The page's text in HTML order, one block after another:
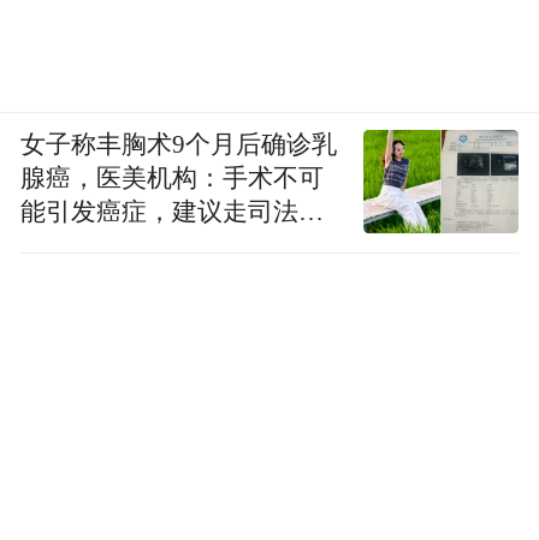
女子称丰胸术9个月后确诊乳
腺癌，医美机构：手术不可
能引发癌症，建议走司法途